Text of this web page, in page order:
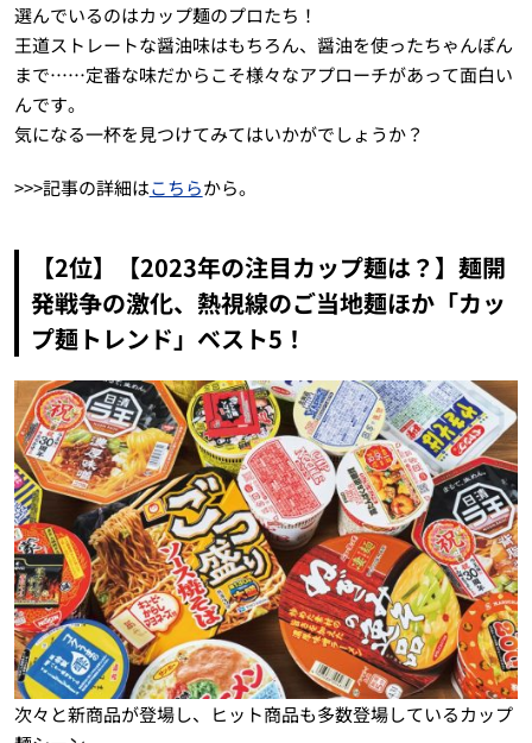
選んでいるのはカップ麺のプロたち！
王道ストレートな醤油味はもちろん、醤油を使ったちゃんぽん
まで……定番な味だからこそ様々なアプローチがあって面白い
んです。
気になる一杯を見つけてみてはいかがでしょうか？
>>>記事の詳細はこちらから。
【2位】【2023年の注目カップ麺は？】麺開
発戦争の激化、熱視線のご当地麺ほか「カッ
プ麺トレンド」ベスト5！
次々と新商品が登場し、ヒット商品も多数登場しているカップ